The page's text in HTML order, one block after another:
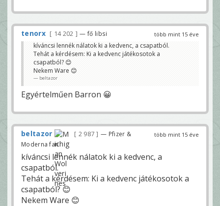
több mint 15 éve
tenorx 14 202 — fő libsi
kíváncsi lennék nálatok ki a kedvenc, a csapatból.
Tehát a kérdésem: Ki a kedvenc játékosotok a
csapatból? 😊
Nekem Ware 😊
beltazor
Egyértelműen Barron 😀
több mint 15 éve
beltazor 2 987
— Pfizer &
Moderna fan
kíváncsi lennék nálatok ki a kedvenc, a
csapatból.
Tehát a kérdésem: Ki a kedvenc játékosotok a
csapatból? 😊
Nekem Ware 😊